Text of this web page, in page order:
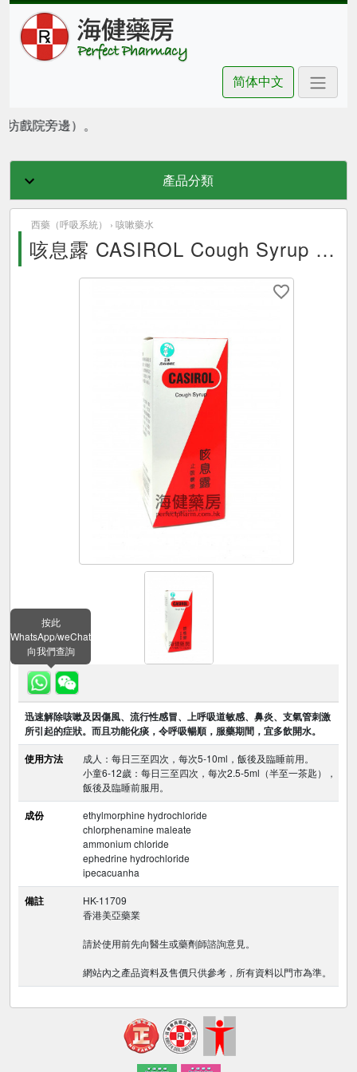
简体中文
戲院旁邊）。
產品分類
西藥（呼吸系統） › 咳嗽藥水
咳息露 CASIROL Cough Syrup 120ml
按此
WhatsApp/weChat
向我們查詢
迅速解除咳嗽及因傷風、流行性感冒、上呼吸道敏感、鼻炎、支氣管刺激
所引起的症狀。而且功能化痰，令呼吸暢順，服藥期間，宜多飲開水。
使用方法
成人：每日三至四次，每次5-10ml，飯後及臨睡前用。
小童6-12歲：每日三至四次，每次2.5-5ml（半至一茶匙），
飯後及臨睡前服用。
成份
ethylmorphine hydrochloride
chlorphenamine maleate
ammonium chloride
ephedrine hydrochloride
ipecacuanha
備註
HK-11709
香港美亞藥業
請於使用前先向醫生或藥劑師諮詢意見。
網站內之產品資料及售價只供參考，所有資料以門市為準。